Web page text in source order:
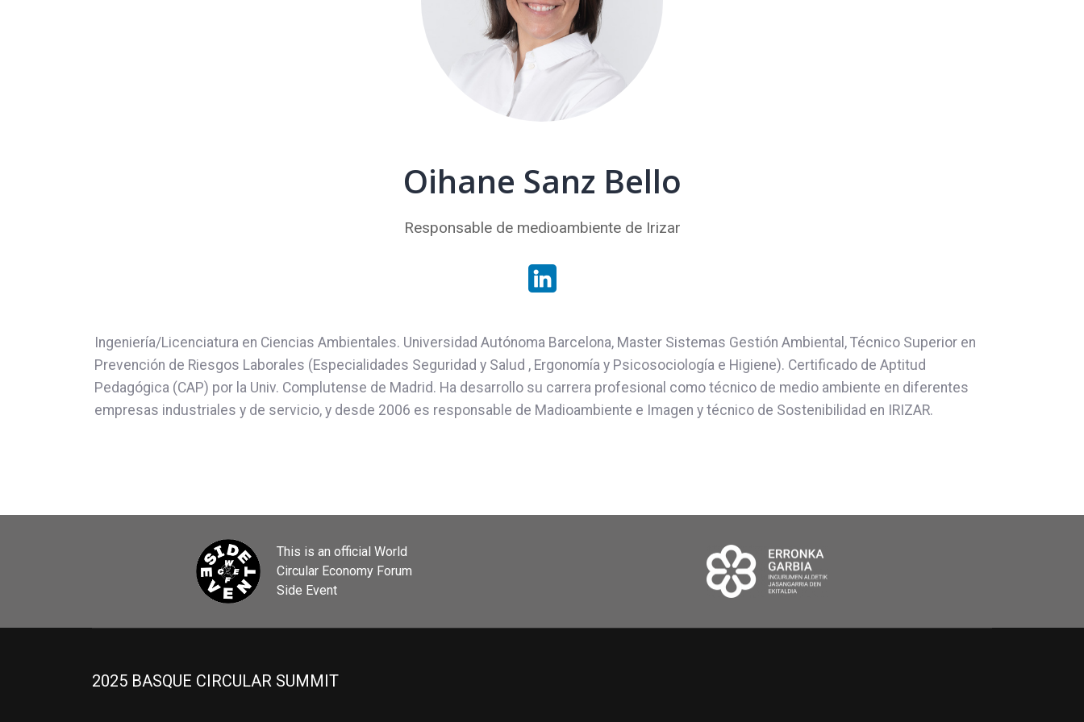
Oihane Sanz Bello
Responsable de medioambiente de Irizar
Ingeniería/Licenciatura en Ciencias Ambientales. Universidad Autónoma Barcelona, Master Sistemas Gestión Ambiental, Técnico Superior en
Prevención de Riesgos Laborales (Especialidades Seguridad y Salud , Ergonomía y Psicosociología e Higiene). Certificado de Aptitud
Pedagógica (CAP) por la Univ. Complutense de Madrid. Ha desarrollo su carrera profesional como técnico de medio ambiente en diferentes
empresas industriales y de servicio, y desde 2006 es responsable de Madioambiente e Imagen y técnico de Sostenibilidad en IRIZAR.
This is an official World
Circular Economy Forum
Side Event
2025 BASQUE CIRCULAR SUMMIT